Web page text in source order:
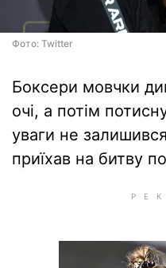
Фото: Twitter
Боксери мовчки
очі, а потім
уваги не
приїхав на битву